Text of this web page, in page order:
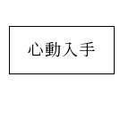
心動入手